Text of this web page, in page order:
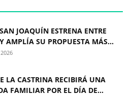
JOAQUÍN ESTRENA ENTRE
AMPLÍA SU PROPUESTA MÁS...
LA CASTRINA RECIBIRÁ UNA
FAMILIAR POR EL DÍA DE...